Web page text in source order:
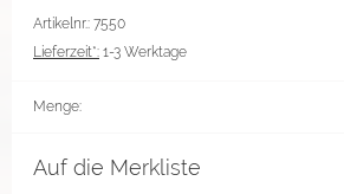
Artikelnr.: 7550
Lieferzeit*: 1-3 Werktage
Menge:
Auf die Merkliste